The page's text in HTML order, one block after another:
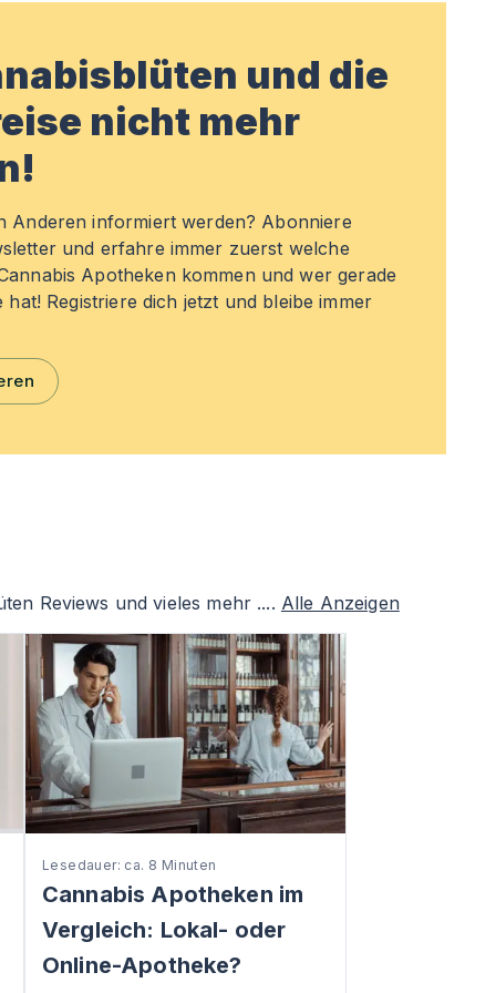
und die
nicht mehr
Anderen informiert werden? Abonniere
und erfahre immer zuerst welche
Apotheken kommen und wer gerade
hat! Registriere dich jetzt und bleibe immer
Reviews und vieles mehr .... Alle Anzeigen
Lesedauer: ca. 8 Minuten
Cannabis Apotheken im
Vergleich: Lokal- oder
Online-Apotheke?